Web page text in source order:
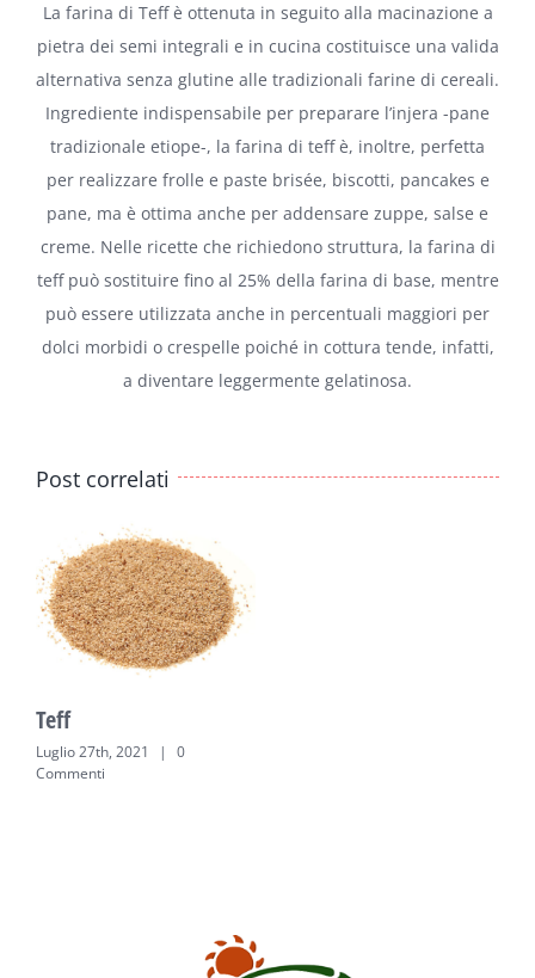
La farina di Teff è ottenuta in seguito alla macinazione a
pietra dei semi integrali e in cucina costituisce una valida
alternativa senza glutine alle tradizionali farine di cereali.
Ingrediente indispensabile per preparare l’injera -pane
tradizionale etiope-, la farina di teff è, inoltre, perfetta
per realizzare frolle e paste brisée, biscotti, pancakes e
pane, ma è ottima anche per addensare zuppe, salse e
creme. Nelle ricette che richiedono struttura, la farina di
teff può sostituire fino al 25% della farina di base, mentre
può essere utilizzata anche in percentuali maggiori per
dolci morbidi o crespelle poiché in cottura tende, infatti,
a diventare leggermente gelatinosa.
Post correlati
Teff
Luglio 27th, 2021 |
0
Commenti